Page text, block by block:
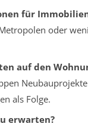
für
oder
auf den
als Folge.
erwarten?